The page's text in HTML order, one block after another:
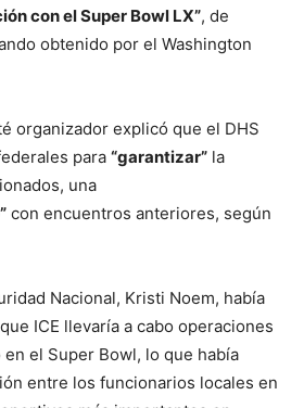
con el Super Bowl LX”, de
obtenido por el Washington
organizador explicó que el DHS
para “garantizar” la
una
con encuentros anteriores, según
Nacional, Kristi Noem, había
ICE llevaría a cabo operaciones
el Super Bowl, lo que había
entre los funcionarios locales en